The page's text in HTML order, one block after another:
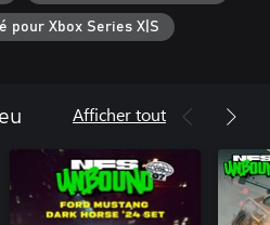
pour Xbox Series X|S
Afficher tout